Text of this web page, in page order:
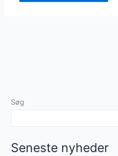
Søg
Seneste nyheder